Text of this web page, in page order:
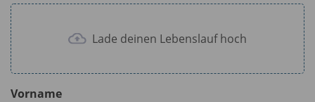
Lade deinen Lebenslauf hoch
Vorname